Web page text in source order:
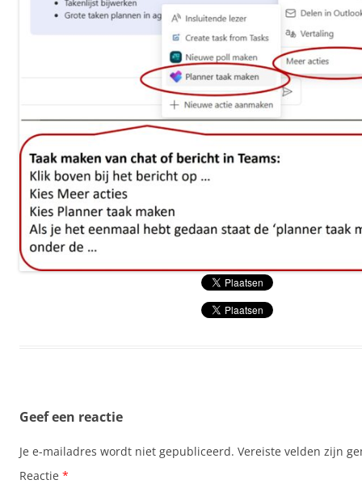
Geef een reactie
Je e-mailadres wordt niet gepubliceerd. Vereiste velden zijn
Reactie *